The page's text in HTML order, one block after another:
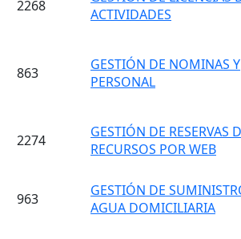
2268
ACTIVIDADES
863
GESTIÓN DE NOMINAS Y
PERSONAL
2274
GESTIÓN DE RESERVAS
RECURSOS POR WEB
963
GESTIÓN DE
AGUA DOMICILIARIA